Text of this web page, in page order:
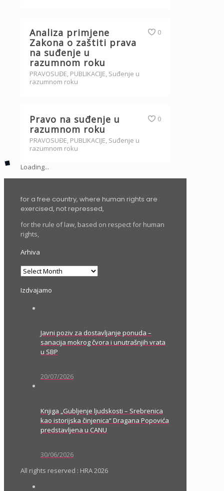
Analiza primjene
Zakona o zaštiti prava
na suđenje u
razumnom roku
PRAVOSUĐE, PUBLIKACIJE, Suđenje u
razumnom roku
0
Pravo na suđenje u
razumnom roku
PRAVOSUĐE, PUBLIKACIJE, Suđenje u
razumnom roku
0
Loading...
for a free country, where human rights are
exercised, not repressed,
for the rule of law, based on respect for human
rights,
Arhiva
Arhiva
Izdvajamo
Javni poziv za dostavljanje ponuda –
sanacija mokrog čvora i unutrašnjih vrata
u SBP
20/07/2026
Knjiga „Gubljenje ljudskosti – Srebrenica
kao istorijska činjenica“ Dragana Popovića
predstavljena u CANU
30/06/2026
All rights reserved : HRA 2026